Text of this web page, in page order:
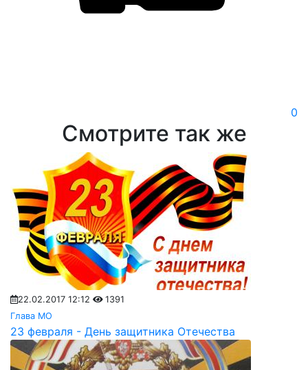
0
Смотрите так же
22.02.2017 12:12
1391
Глава МО
23 февраля - День защитника Отечества